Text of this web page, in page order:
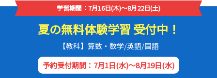
学習期間：7月16日(木)～8月22日(土)
夏の無料体験学習 受付中！
【教科】算数・数学/英語/国語
予約受付期間：7月1日(水)～8月19日(水)